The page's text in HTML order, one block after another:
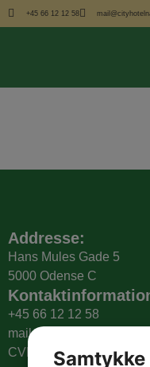
+45 66 12 12 58
Addresse:
Hans Mules Gade 5
5000 Odense C
+45 66 12 12 58
CVR: 41305916